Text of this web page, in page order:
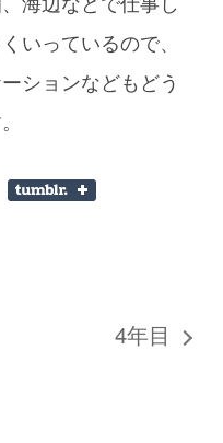
いっているので、
ションなどもどう
4年目